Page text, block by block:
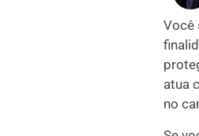
Você
atua
no